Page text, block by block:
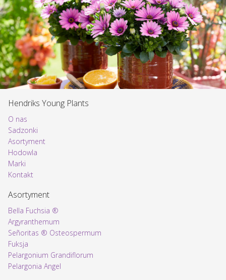
Hendriks Young Plants
O nas
Sadzonki
Asortyment
Voorpagina
Hodowla
Marki
Kontakt
Asortyment
Bella Fuchsia ®
Argyranthemum
Señoritas ® Osteospermum
Fuksja
Pelargonium Grandiflorum
Pelargonia Angel